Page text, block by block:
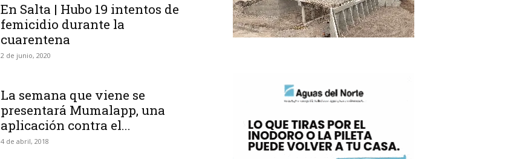
En Salta | Hubo 19 intentos de
femicidio durante la
cuarentena
2 de junio, 2020
La semana que viene se
presentará Mumalapp, una
aplicación contra el...
4 de abril, 2018